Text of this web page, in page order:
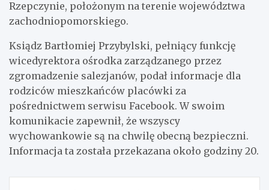
Rzepczynie, położonym na terenie województwa
zachodniopomorskiego.
Ksiądz Bartłomiej Przybylski, pełniący funkcję
wicedyrektora ośrodka zarządzanego przez
zgromadzenie salezjanów, podał informacje dla
rodziców mieszkańców placówki za
pośrednictwem serwisu Facebook. W swoim
komunikacie zapewnił, że wszyscy
wychowankowie są na chwilę obecną bezpieczni.
Informacja ta została przekazana około godziny 20.